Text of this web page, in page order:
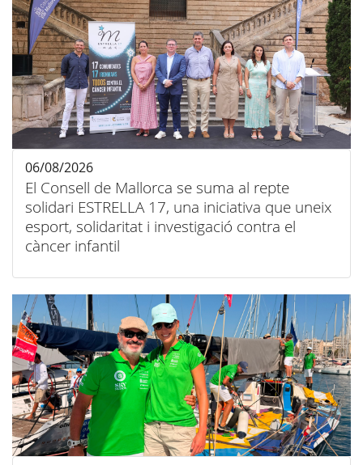
El Consell de Mallorca se suma al repte
solidari ESTRELLA 17, una iniciativa que uneix
esport, solidaritat i investigació contra el
càncer infantil
06/08/2026